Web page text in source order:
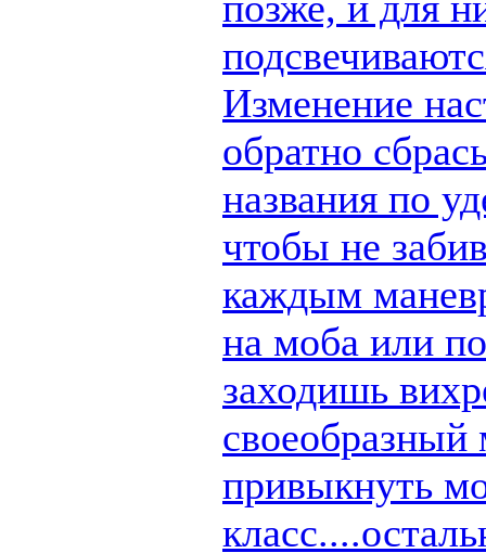
Изменение
обратно
названия по
чтобы не
каждым
на моба или
заходишь
своеобразный
привыкнуть